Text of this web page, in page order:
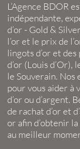
L’Agence BDOR
indépendante,
d’or - Gold & Silver
l’or et le prix de
lingots d’or et des
d’or (Louis d’Or),
le Souverain. Nos
pour vous aider à
d’or ou d’argent.
de rachat d’or et
or afin d’obtenir la
au meilleur